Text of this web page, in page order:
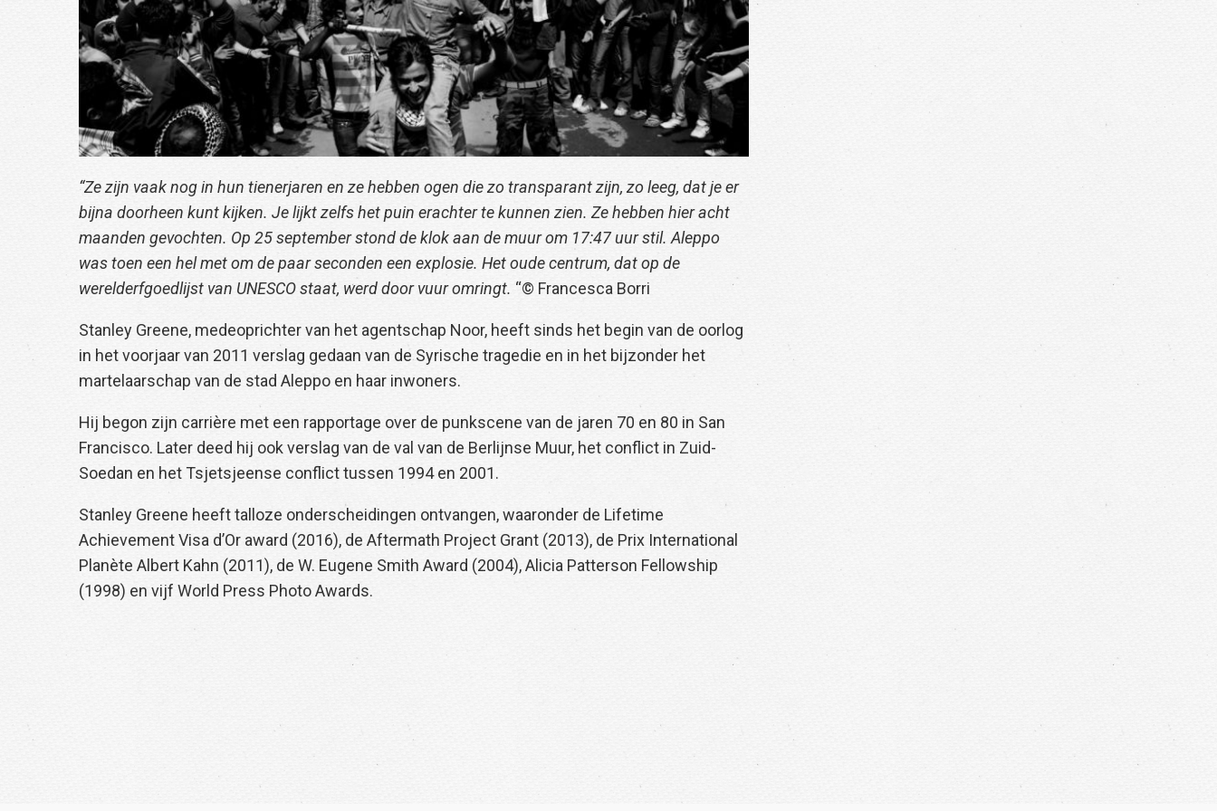
“Ze zijn vaak nog in hun tienerjaren en ze hebben ogen die zo transparant zijn, zo leeg, dat je er
bijna doorheen kunt kijken. Je lijkt zelfs het puin erachter te kunnen zien. Ze hebben hier acht
maanden gevochten. Op 25 september stond de klok aan de muur om 17:47 uur stil. Aleppo
was toen een hel met om de paar seconden een explosie. Het oude centrum, dat op de
werelderfgoedlijst van UNESCO staat, werd door vuur omringt. “© Francesca Borri
Stanley Greene, medeoprichter van het agentschap Noor, heeft sinds het begin van de oorlog
in het voorjaar van 2011 verslag gedaan van de Syrische tragedie en in het bijzonder het
martelaarschap van de stad Aleppo en haar inwoners.
Hij begon zijn carrière met een rapportage over de punkscene van de jaren 70 en 80 in San
Francisco. Later deed hij ook verslag van de val van de Berlijnse Muur, het conflict in Zuid-
Soedan en het Tsjetsjeense conflict tussen 1994 en 2001.
Stanley Greene heeft talloze onderscheidingen ontvangen, waaronder de Lifetime
Achievement Visa d’Or award (2016), de Aftermath Project Grant (2013), de Prix International
Planète Albert Kahn (2011), de W. Eugene Smith Award (2004), Alicia Patterson Fellowship
(1998) en vijf World Press Photo Awards.